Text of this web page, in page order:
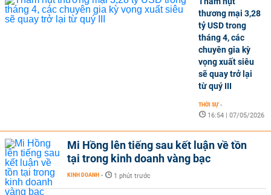
thương mại 3,28
tỷ USD trong
tháng 4, các
chuyên gia kỳ
vọng xuất siêu
sẽ quay trở lại
từ quý III
THỜI SỰ -
16:54 | 07/05/2026
Mi Hồng lên tiếng sau kết luận về tồn
tại trong kinh doanh vàng bạc
KINH DOANH - 1 phút trước